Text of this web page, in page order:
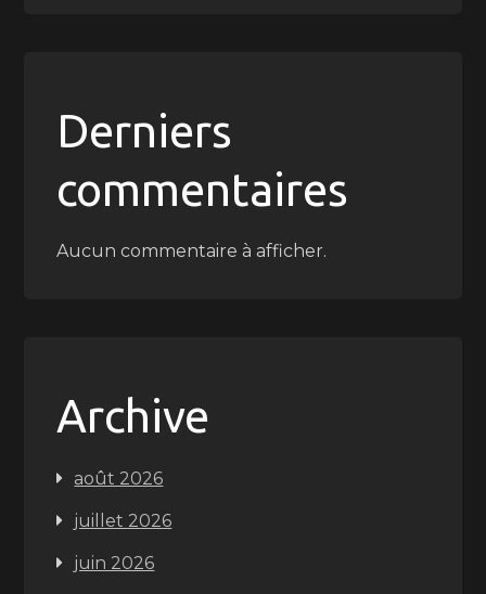
Derniers
commentaires
Aucun commentaire à afficher.
Archive
août 2026
juillet 2026
juin 2026